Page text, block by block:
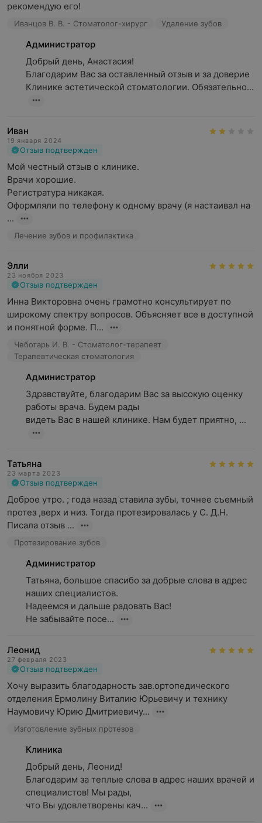
рекомендую его!
Иванцов В. В. - Стоматолог-хирург Удаление зубов
Администратор
Добрый день, Анастасия!
Благодарим Вас за оставленный отзыв и за доверие
Клинике эстетической стоматологии. Обязательно...
Иван
19 января 2024
Отзыв подтвержден
Мой честный отзыв о клинике.
Врачи хорошие.
Регистратура никакая.
Оформляли по телефону к одному врачу (я настаивал на
...
Лечение зубов и профилактика
Элли
23 ноября 2023
Отзыв подтвержден
Инна Викторовна очень грамотно консультирует по
широкому спектру вопросов. Объясняет все в доступной
и понятной форме. П...
Чеботарь И. В. - Стоматолог-терапевт
Терапевтическая стоматология
Администратор
Здравствуйте, благодарим Вас за высокую оценку
работы врача. Будем рады
видеть Вас в нашей клинике. Нам будет приятно, ...
Татьяна
23 марта 2023
Отзыв подтвержден
Доброе утро. ; года назад ставила зубы, точнее съемный
протез ,верх и низ. Тогда протезировалась у С. Д.Н.
Писала отзыв ...
Протезирование зубов
Администратор
Татьяна, большое спасибо за добрые слова в адрес
наших специалистов.
Надеемся и дальше радовать Вас!
Не забывайте посе...
Леонид
27 февраля 2023
Отзыв подтвержден
Хочу выразить благодарность зав.ортопедического
отделения Ермолину Виталию Юрьевичу и технику
Наумовичу Юрию Дмитриевичу...
Изготовление зубных протезов
Клиника
Добрый день, Леонид!
Благодарим за теплые слова в адрес наших врачей и
специалистов! Мы рады,
что Вы удовлетворены кач...